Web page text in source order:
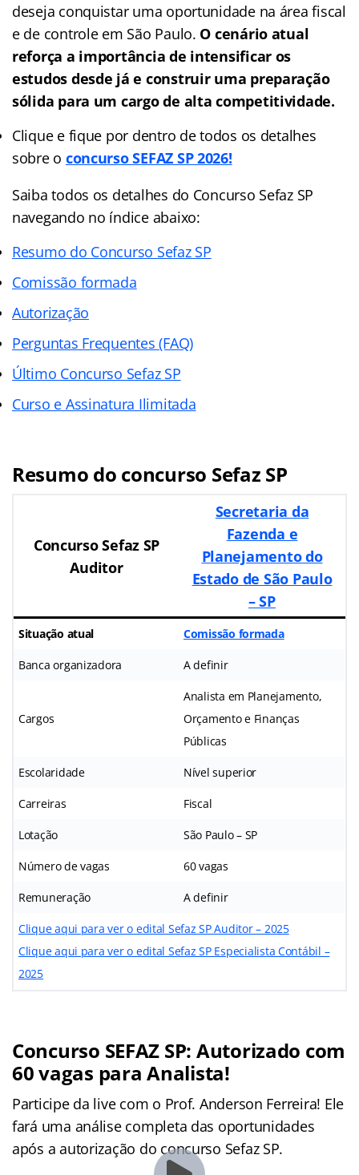
deseja conquistar uma oportunidade na área fiscal
e de controle em São Paulo. O cenário atual
reforça a importância de intensificar os
estudos desde já e construir uma preparação
sólida para um cargo de alta competitividade.
Clique e fique por dentro de todos os detalhes
sobre o concurso SEFAZ SP 2026!
Saiba todos os detalhes do Concurso Sefaz SP
navegando no índice abaixo:
Resumo do Concurso Sefaz SP
Comissão formada
Autorização
Perguntas Frequentes (FAQ)
Último Concurso Sefaz SP
Curso e Assinatura Ilimitada
Resumo do concurso Sefaz SP
Concurso Sefaz SP
Auditor
Secretaria da
Fazenda e
Planejamento do
Estado de São Paulo
– SP
Situação atual Comissão formada
Banca organizadora A definir
Cargos
Analista em Planejamento,
Orçamento e Finanças
Públicas
Escolaridade Nível superior
Carreiras Fiscal
Lotação São Paulo – SP
Número de vagas 60 vagas
Remuneração A definir
Clique aqui para ver o edital Sefaz SP Auditor – 2025
Clique aqui para ver o edital Sefaz SP Especialista Contábil –
2025
Concurso SEFAZ SP: Autorizado com
60 vagas para Analista!
Participe da live com o Prof. Anderson Ferreira! Ele
fará uma análise completa das oportunidades
após a autorização do concurso Sefaz SP.